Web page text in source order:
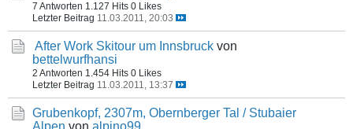
7 Antworten 1.127 Hits 0 Likes
Letzter Beitrag 11.03.2011, 20:03
After Work Skitour um Innsbruck von
bettelwurfhansi
2 Antworten 1.454 Hits 0 Likes
Letzter Beitrag 11.03.2011, 13:37
Grubenkopf, 2307m, Obernberger Tal / Stubaier
Alpen von alpino99